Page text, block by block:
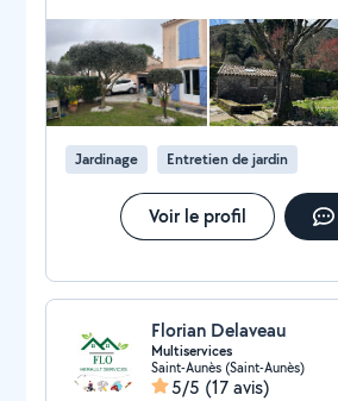
Jardinage Entretien de jardin
Voir le profil
Florian Delaveau
Multiservices
Saint-Aunès (Saint-Aunès)
5/5 (17 avis)